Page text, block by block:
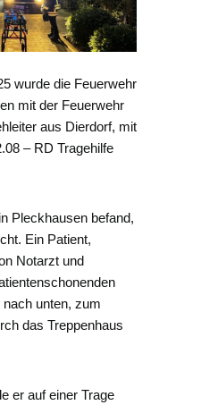
wurde die Feuerwehr
mit der Feuerwehr
aus Dierdorf, mit
– RD Tragehilfe
Pleckhausen befand,
Ein Patient,
Notarzt und
unten, zum
das Treppenhaus
er auf einer Trage